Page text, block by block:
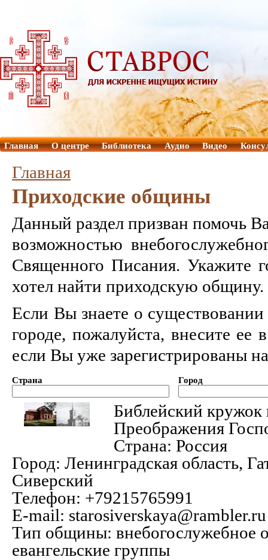
Главная О центре Библиотека Аудио Видео
Главная
Приходские общины
Данный раздел призван помочь
возможностью
Священного Писания. Укажите
хотел найти приходскую общину.
Если Вы знаете о
городе, пожалуйста, внесите ее
если Вы уже зарегистрированы
Страна Город
Библейский кружок
Преображения
Страна: Россия
Город: Ленинградская область,
Сиверский
Телефон: +79215765991
E-mail: starosiverskaya@rambler.ru
Тип общины: внебогослужебное
евангельские группы